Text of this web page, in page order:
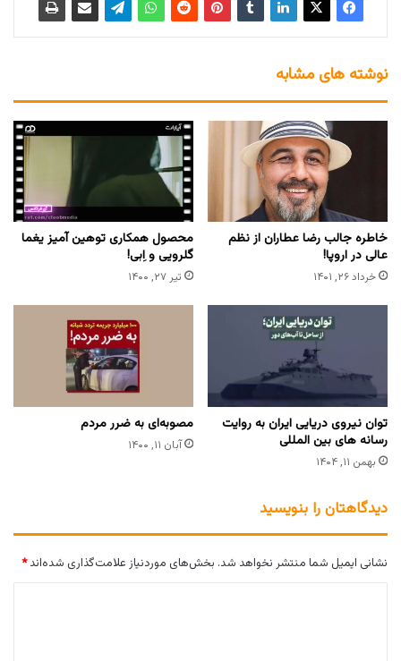
نوشته های مشابه
خاطره جالب رضا عطاران از نظم
عالی در اروپا!
خرداد ۲۶, ۱۴۰۱
محصول همکاری توهین آمیز یغما
گلرویی و اِبی!
تیر ۲۷, ۱۴۰۰
توان نیروی دریایی ایران به روایت
رسانه های بین المللی
بهمن ۱۱, ۱۴۰۴
مصوبه‌ای به ضرر مردم
آبان ۱۱, ۱۴۰۰
دیدگاهتان را بنویسید
نشانی ایمیل شما منتشر نخواهد شد. بخش‌های موردنیاز علامت‌گذاری شده‌اند*